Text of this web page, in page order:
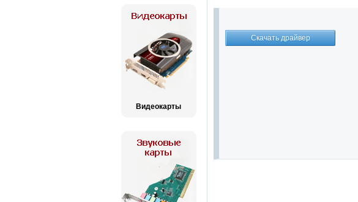
Видеокарты